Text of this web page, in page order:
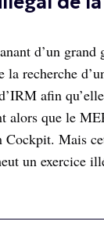
d’un grand
la recherche
afin
alors que le
Cockpit. Mais
un exercice